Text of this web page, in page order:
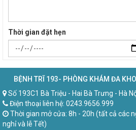
Thời gian đặt hẹn
BỆNH TRĨ 193- PHÒNG KHÁM ĐA
Số 193C1 Bà Triệu - Hai Bà Trưng - Hà
Điện thoại liên hệ: 0243.9656.999
Thời gian mở cửa: 8h - 20h (tất cả các
nghỉ và lễ Tết)